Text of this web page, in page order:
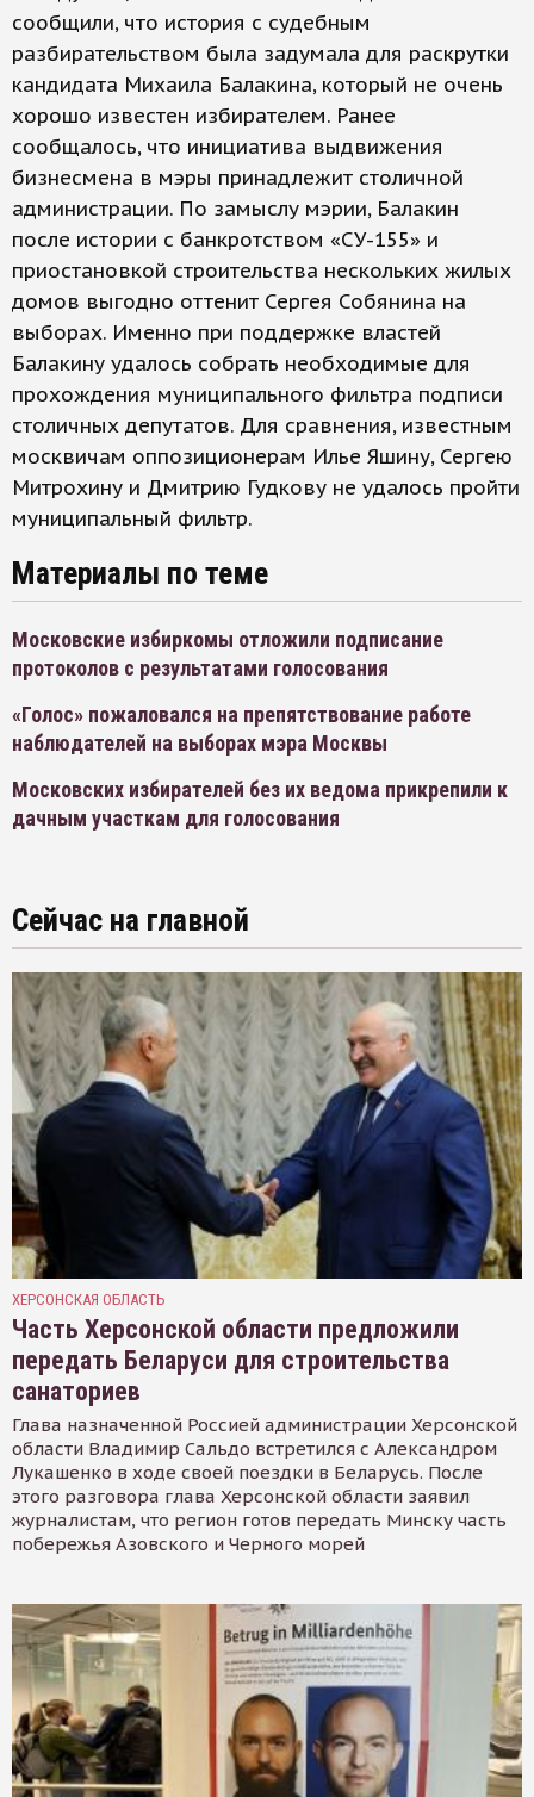
сообщили, что история с судебным
разбирательством была задумала для раскрутки
кандидата Михаила Балакина, который не очень
хорошо известен избирателем. Ранее
сообщалось, что инициатива выдвижения
бизнесмена в мэры принадлежит столичной
администрации. По замыслу мэрии, Балакин
после истории с банкротством «СУ-155» и
приостановкой строительства нескольких жилых
домов выгодно оттенит Сергея Собянина на
выборах. Именно при поддержке властей
Балакину удалось собрать необходимые для
прохождения муниципального фильтра подписи
столичных депутатов. Для сравнения, известным
москвичам оппозиционерам Илье Яшину, Сергею
Митрохину и Дмитрию Гудкову не удалось пройти
муниципальный фильтр.
Материалы по теме
Московские избиркомы отложили подписание
протоколов с результатами голосования
«Голос» пожаловался на препятствование работе
наблюдателей на выборах мэра Москвы
Московских избирателей без их ведома прикрепили к
дачным участкам для голосования
Сейчас на главной
ХЕРСОНСКАЯ ОБЛАСТЬ
Часть Херсонской области предложили
передать Беларуси для строительства
санаториев
Глава назначенной Россией администрации Херсонской
области Владимир Сальдо встретился с Александром
Лукашенко в ходе своей поездки в Беларусь. После
этого разговора глава Херсонской области заявил
журналистам, что регион готов передать Минску часть
побережья Азовского и Черного морей